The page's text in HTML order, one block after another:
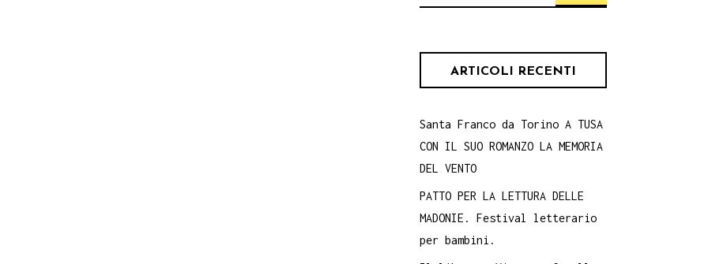
ARTICOLI RECENTI
Santa Franco da Torino A TUSA
CON IL SUO ROMANZO LA MEMORIA
DEL VENTO
PATTO PER LA LETTURA DELLE
MADONIE. Festival letterario
per bambini.